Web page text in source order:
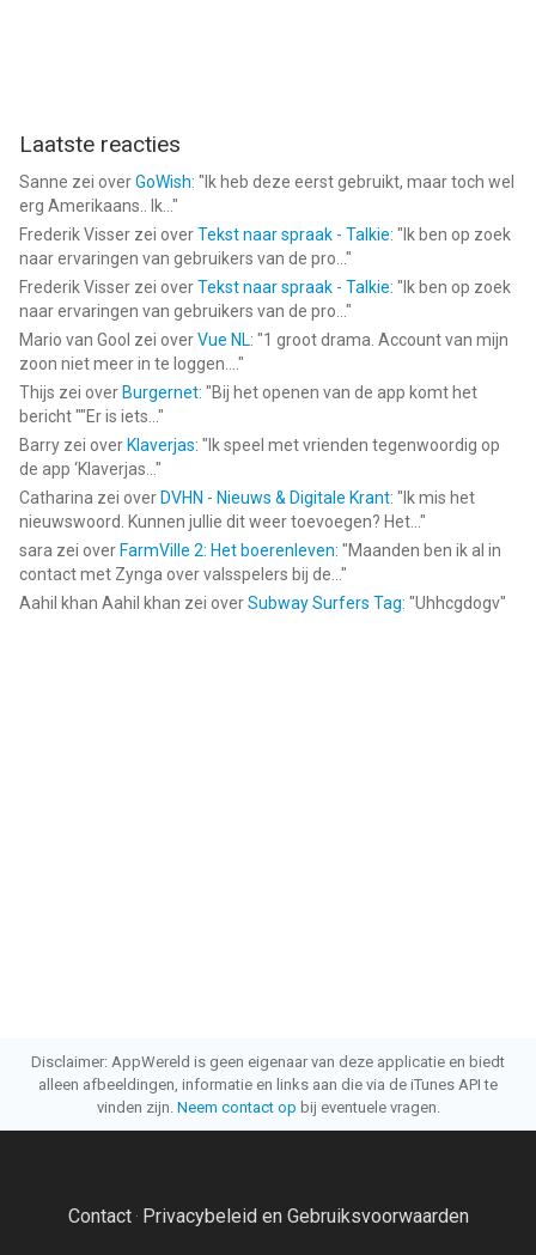
Laatste reacties
Sanne zei overGoWish: " Ik heb deze eerst gebruikt, maar toch wel
erg Amerikaans.. Ik... "
Frederik Visser zei overTekst naar spraak - Talkie: " Ik ben op zoek
naar ervaringen van gebruikers van de pro... "
Frederik Visser zei overTekst naar spraak - Talkie: " Ik ben op zoek
naar ervaringen van gebruikers van de pro... "
Mario van Gool zei overVue NL: "1 groot drama. Account van mijn
zoon niet meer in te loggen.... "
Thijs zei over Burgernet: "Bij het openen van de app komt het
bericht ""Er is iets... "
Barry zei over Klaverjas: " Ik speel met vrienden tegenwoordig op
de app ‘Klaverjas... "
Catharina zei over DVHN - Nieuws & Digitale Krant: " Ik mis het
nieuwswoord. Kunnen jullie dit weer toevoegen? Het... "
sara zei over FarmVille 2: Het boerenleven: "Maanden ben ik al in
contact met Zynga over valsspelers bij de... "
Aahil khan Aahil khan zei overSubway Surfers Tag: "Uhhcgdogv"
Disclaimer: AppWereld is geen eigenaar van deze applicatie en biedt
alleen afbeeldingen, informatie en links aan die via de iTunes API te
vinden zijn. Neem contact op bij eventuele vragen.
Contact· Privacybeleid en Gebruiksvoorwaarden